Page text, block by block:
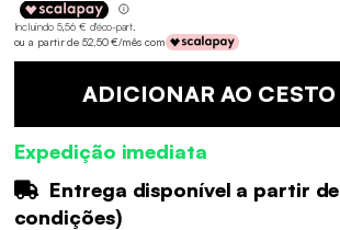
Incluindo 5,56 € d'éco-part.
ou a partir de 52,50 €/mês com
ADICIONAR AO CESTO
Expedição imediata
Entrega disponível a partir de
condições)